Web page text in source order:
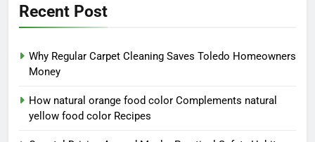
Recent Post
Why Regular Carpet Cleaning Saves Toledo Homeowners
Money
How natural orange food color Complements natural
yellow food color Recipes